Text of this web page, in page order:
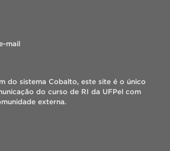
mail
do sistema Cobalto, este site é o único
do curso de RI da UFPel com
externa.